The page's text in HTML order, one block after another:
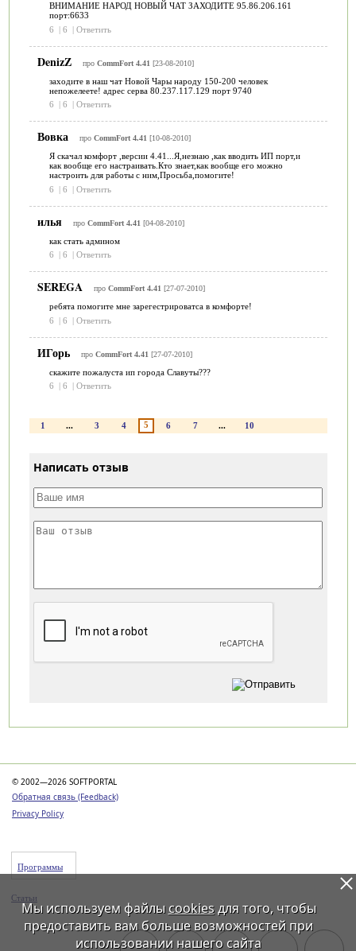
ВНИМАНИЕ НАРОД НОВЫЙ ЧАТ ЗАХОДИТЕ 95.86.206.161
порт:6633
6
| 6 | Ответить
DenizZ про CommFort 4.41 [23-08-2010]
заходите в наш чат Новой Чары народу 150-200 человек
непожелеете! адрес серва 80.237.117.129 порт 9740
6
| 6 | Ответить
Вовка про CommFort 4.41 [10-08-2010]
Я скачал комфорт ,версии 4.41...Я,незнаю ,как вводить ИП порт,и
как вообще его настраивать.Кто знает,как вообще его можно
настроить для работы с ним,Просьба,помогите!
6
| 6 | Ответить
илья про CommFort 4.41 [04-08-2010]
как стать админом
6
| 6 | Ответить
SEREGA про CommFort 4.41 [27-07-2010]
ребята помогите мне зарегестрироватса в комфорте!
6
| 6 | Ответить
ИГорь про CommFort 4.41 [27-07-2010]
скажите пожалуста ип города Славуты???
6
| 6 | Ответить
1 ... 3 4 5 6 7 ... 10
Написать отзыв
© 2002—2026 SOFTPORTAL
Обратная связь (Feedback)
Privacy Policy
Программы
Статьи
Мы используем файлы cookiesдля того, чтобы
предоставить вам больше возможностей при
использовании нашего сайта